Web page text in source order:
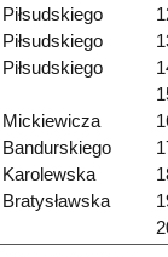
Piłsudskiego
Piłsudskiego
Piłsudskiego
Mickiewicza
Bandurskiego
Karolewska
Bratysławska